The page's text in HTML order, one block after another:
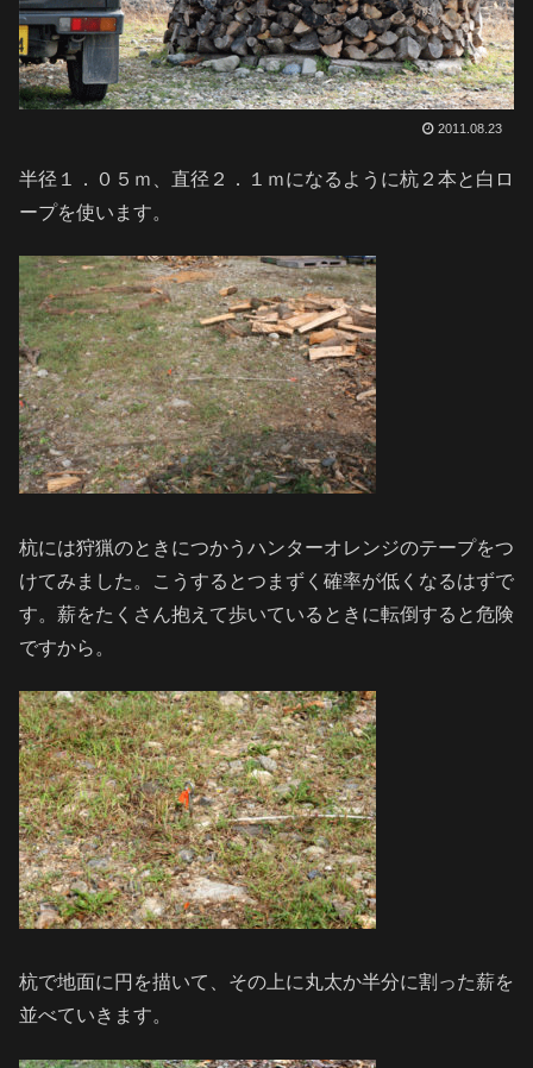
2011.08.23
半径１．０５ｍ、直径２．１ｍになるように杭２本と白ロ
ープを使います。
杭には狩猟のときにつかうハンターオレンジのテープをつ
けてみました。こうするとつまずく確率が低くなるはずで
す。薪をたくさん抱えて歩いているときに転倒すると危険
ですから。
杭で地面に円を描いて、その上に丸太か半分に割った薪を
並べていきます。